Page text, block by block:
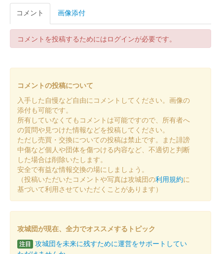
熊本城 御城印 2024年秋限定デザイン 熊本城と銀杏
販売終了
熊本城 御城印 2024年秋限定デザイン 雲上の熊本城
販売終了
今年の「秋のくまもとお城まつり 城あかり」の大きな見どころ
のひとつでもある、日本最大級の人工雲海を出現させ、荘厳で美
しい熊本城を演出する「雲上の熊本城」をデザインした御城印。
熊本城 御城印 熊本城×オシロボッツ コラボ限定版 第
二弾
販売終了
第47回火の国まつりにてオシロボッツ×熊本城がコラボした御城
コメント 画像添付
コメントを投稿するためにはログインが必要です。
コメントの投稿について
入手した自慢など自由にコメントしてください。画像の
添付も可能です。
所有していなくてもコメントは可能ですので、所有者へ
の質問や見つけた情報などを投稿してください。
ただし売買・交換についての投稿は禁止です。また誹謗
中傷など個人や団体を傷つける内容など、不適切と判断
した場合は削除いたします。
安全で有益な情報交換の場にしましょう。
（投稿いただいたコメントや写真は攻城団の利用規約に
基づいて利用させていただくことがあります）
攻城団が現在、全力でオススメするトピック
注目 攻城団を未来に残すために運営をサポートしてい